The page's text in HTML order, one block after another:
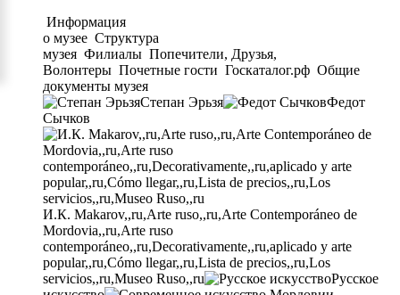
Информация
о музее Структура
музея Филиалы Попечители, Друзья,
Волонтеры Почетные гости Госкаталог.рф Общие
документы музея
Степан Эрьзя
Федот
Сычков
И.К. Makarov,,ru,Arte ruso,,ru,Arte Contemporáneo de
Mordovia,,ru,Arte ruso
contemporáneo,,ru,Decorativamente,,ru,aplicado y arte
popular,,ru,Cómo llegar,,ru,Lista de precios,,ru,Los
servicios,,ru,Museo Ruso,,ru
Русское